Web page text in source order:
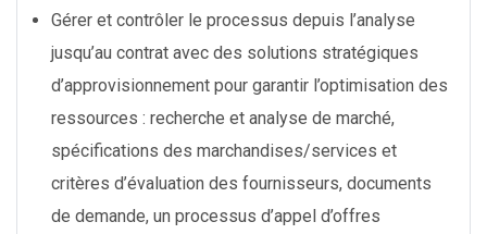
Gérer et contrôler le processus depuis l’analyse
jusqu’au contrat avec des solutions stratégiques
d’approvisionnement pour garantir l’optimisation des
ressources : recherche et analyse de marché,
spécifications des marchandises/services et
critères d’évaluation des fournisseurs, documents
de demande, un processus d’appel d’offres